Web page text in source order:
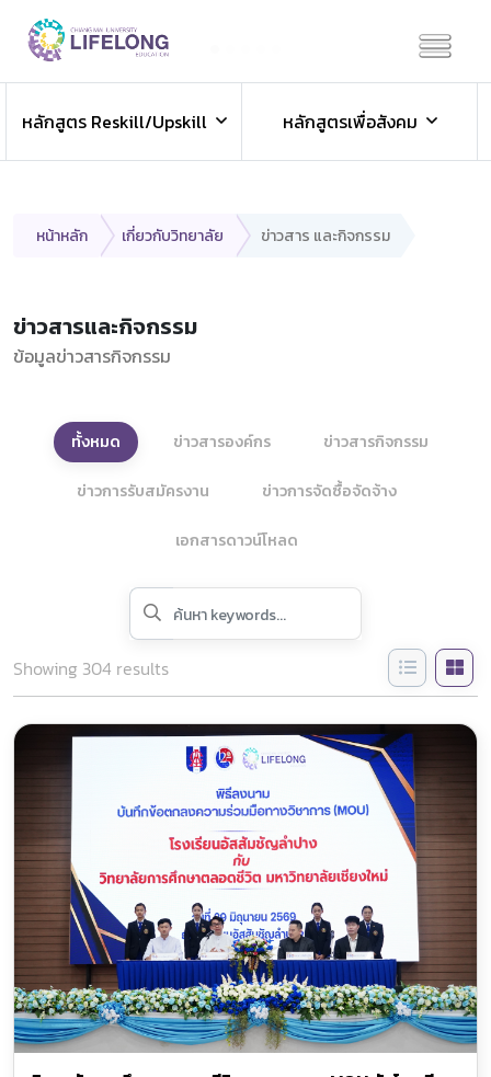
ข่าวประชาสัมพันธ์
ข่าวสารองค์กร ข่าวสารกิจกรรม
หลักสูตร Reskill/Upskill
หลักสูตรเพื่อสังคม
หน้าหลัก เกี่ยวกับวิทยาลัย ข่าวสาร และกิจกรรม
ข่าวสารและกิจกรรม
ข้อมูลข่าวสารกิจกรรม
ทั้งหมด ข่าวสารองค์กร ข่าวสารกิจกรรม
ข่าวการรับสมัครงาน ข่าวการจัดซื้อจัดจ้าง
เอกสารดาวน์โหลด
Showing 304 results